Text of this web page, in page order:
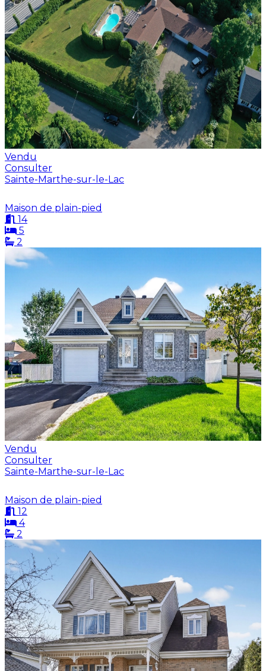
Vendu
Consulter
Sainte-Marthe-sur-le-Lac
Maison de plain-pied
14
5
2
Vendu
Consulter
Sainte-Marthe-sur-le-Lac
Maison de plain-pied
12
4
2